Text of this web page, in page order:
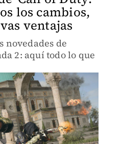
los cambios,
ventajas
novedades de
2: aquí todo lo que